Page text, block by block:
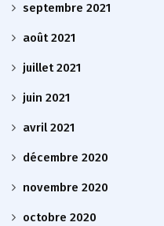
septembre 2021
août 2021
juillet 2021
juin 2021
avril 2021
décembre 2020
novembre 2020
octobre 2020